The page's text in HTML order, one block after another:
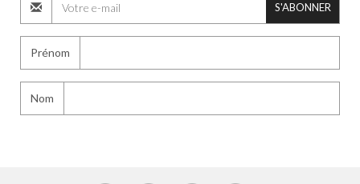
S'ABONNER
Prénom
Nom